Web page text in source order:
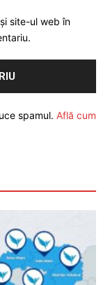
site-ul web în
spamul. Află cum